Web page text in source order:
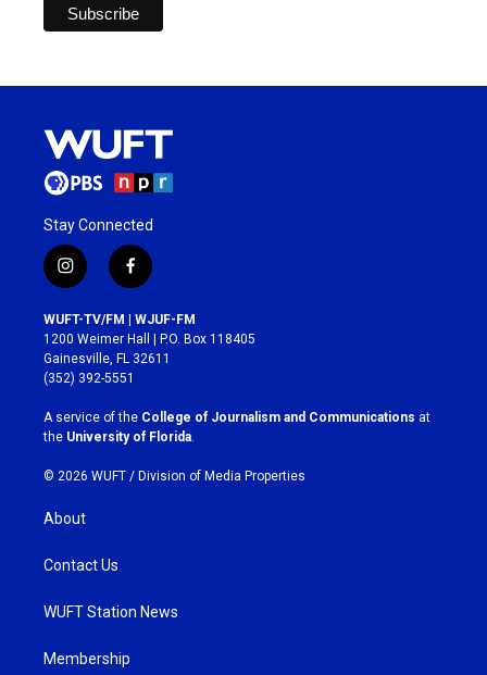
Stay Connected
i
n
s
t
a
g
r
a
m
f
a
c
e
b
o
k
WUFT-TV/FM | WJUF-FM
1200 Weimer Hall | P.O. Box 118405
Gainesville, FL 32611
(352) 392-5551
A service of the College of Journalism and Communications at
the University of Florida
© 2026 WUFT / Division of Media Properties
About
Contact Us
WUFT Station News
Membership